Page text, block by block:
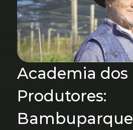
Academia dos
Produtores:
Bambuparque